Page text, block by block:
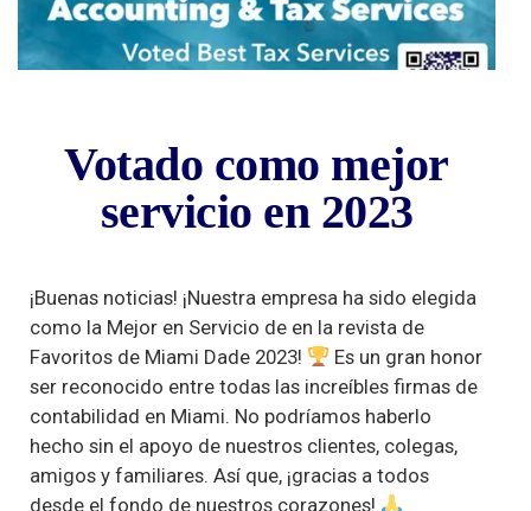
Votado como
Mejor Servicio
en 2023
Votado como mejor
servicio en 2023
¡Buenas noticias! ¡Nuestra empresa ha sido elegida
como la Mejor en Servicio de en la revista de
Favoritos de Miami Dade 2023!
Es un gran honor
ser reconocido entre todas las increíbles firmas de
contabilidad en Miami. No podríamos haberlo
hecho sin el apoyo de nuestros clientes, colegas,
amigos y familiares. Así que, ¡gracias a todos
desde el fondo de nuestros corazones!